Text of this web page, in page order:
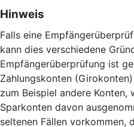
Hinweis
Falls eine
kann dies verschiedene
Empfängerüberprüfung ist
Zahlungskonten
zum Beispiel andere
Sparkonten davon
seltenen Fällen vorkommen,